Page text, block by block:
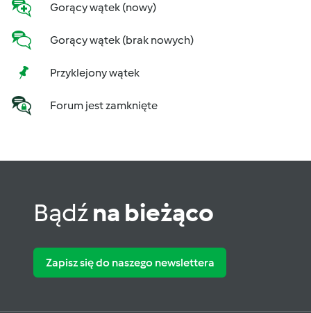
Gorący wątek (nowy)
Gorący wątek (brak nowych)
Przyklejony wątek
Forum jest zamknięte
Bądźna bieżąco
Zapisz się do naszego newslettera